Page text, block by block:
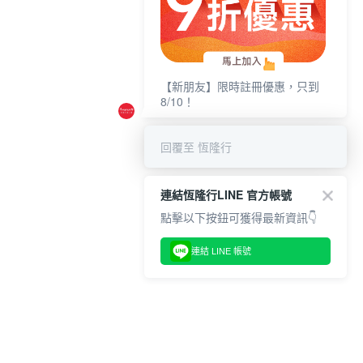
【新朋友】限時註冊優惠，只到
8/10！
回覆至 恆隆行
連結恆隆行LINE 官方帳號
點擊以下按鈕可獲得最新資訊👇
連結 LINE 帳號